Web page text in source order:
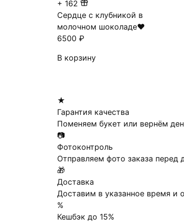
+ 162
Сердце с клубникой в
молочном шоколаде❤
6500 ₽
В корзину
★
Гарантия качества
Поменяем букет или вернём
📷
Фотоконтроль
Отправляем фото заказа
🎁
Доставка
Доставим в указанное время и
%
Кешбэк до 15%